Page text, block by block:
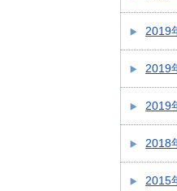
2019
2019
2019
2018
2015